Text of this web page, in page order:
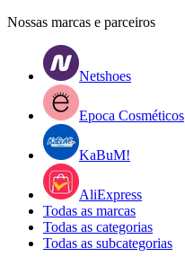
Nossas marcas e parceiros
Netshoes
Epoca Cosméticos
KaBuM!
AliExpress
Todas as marcas
Todas as categorias
Todas as subcategorias